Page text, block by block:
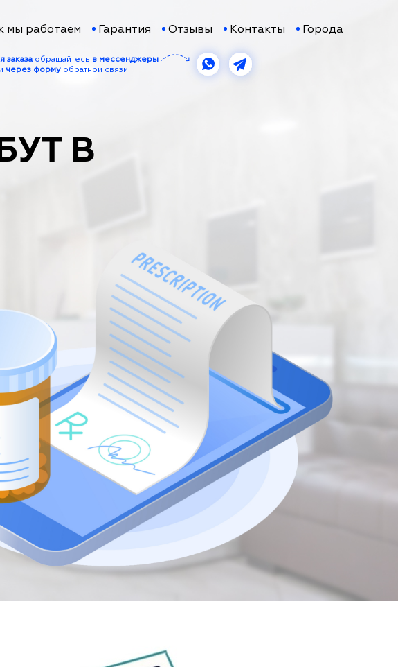
мы работаем Гарантия Отзывы Контакты Города
заказаобращайтесь в мессенджеры
через форму обратной связи
В